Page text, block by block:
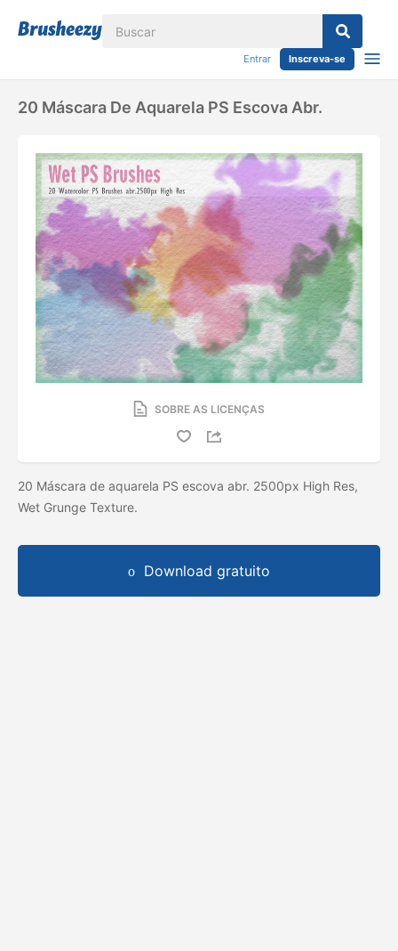
Entrar Inscreva-se
20 Máscara De Aquarela PS Escova Abr.
SOBRE AS LICENÇAS
20 Máscara de aquarela PS escova abr. 2500px High Res,
Wet Grunge Texture.
Download gratuito